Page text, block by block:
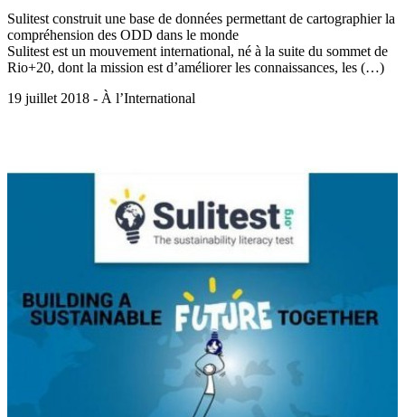
Sulitest construit une base de données permettant de cartographier la
compréhension des ODD dans le monde
Sulitest est un mouvement international, né à la suite du sommet de
Rio+20, dont la mission est d’améliorer les connaissances, les (…)
19 juillet 2018 - À l’International